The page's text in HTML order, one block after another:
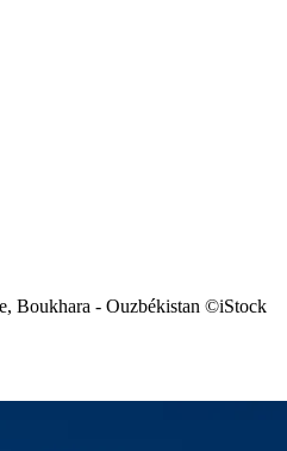
Boukhara - Ouzbékistan ©iStock